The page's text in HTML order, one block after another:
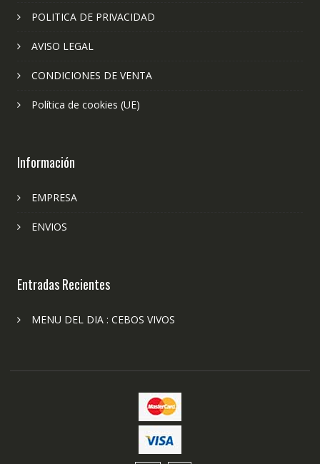
POLITICA DE PRIVACIDAD
AVISO LEGAL
CONDICIONES DE VENTA
Política de cookies (UE)
Información
EMPRESA
ENVIOS
Entradas Recientes
MENU DEL DIA : CEBOS VIVOS